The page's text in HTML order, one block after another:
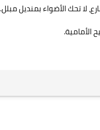
لا تحك الأضواء بمنديل مبلل.